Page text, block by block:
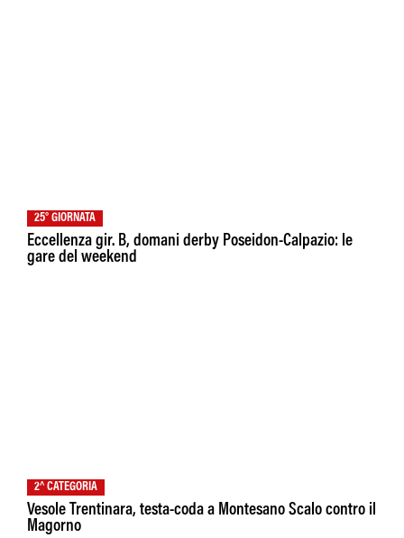
25° GIORNATA
Eccellenza gir. B, domani derby Poseidon-Calpazio: le
gare del weekend
2^ CATEGORIA
Vesole Trentinara, testa-coda a Montesano Scalo contro il
Magorno